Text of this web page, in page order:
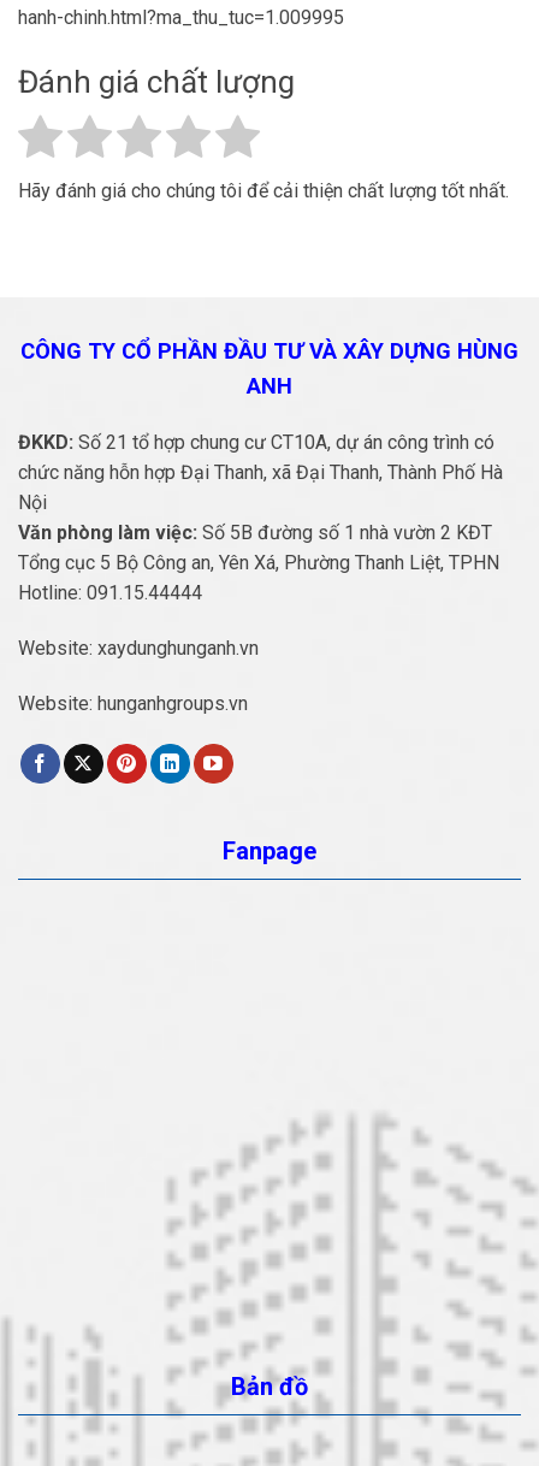
hanh-chinh.html?ma_thu_tuc=1.009995
Đánh giá chất lượng
Hãy đánh giá cho chúng tôi để cải thiện chất lượng tốt nhất.
CÔNG TY CỔ PHẦN ĐẦU TƯ VÀ XÂY DỰNG HÙNG
ANH
ĐKKD: Số 21 tổ hợp chung cư CT10A, dự án công trình có
chức năng hỗn hợp Đại Thanh, xã Đại Thanh, Thành Phố Hà
Nội
Văn phòng làm việc: Số 5B đường số 1 nhà vườn 2 KĐT
Tổng cục 5 Bộ Công an, Yên Xá, Phường Thanh Liệt, TPHN
Hotline: 091.15.44444
Website: xaydunghunganh.vn
Website: hunganhgroups.vn
Fanpage
Bản đồ